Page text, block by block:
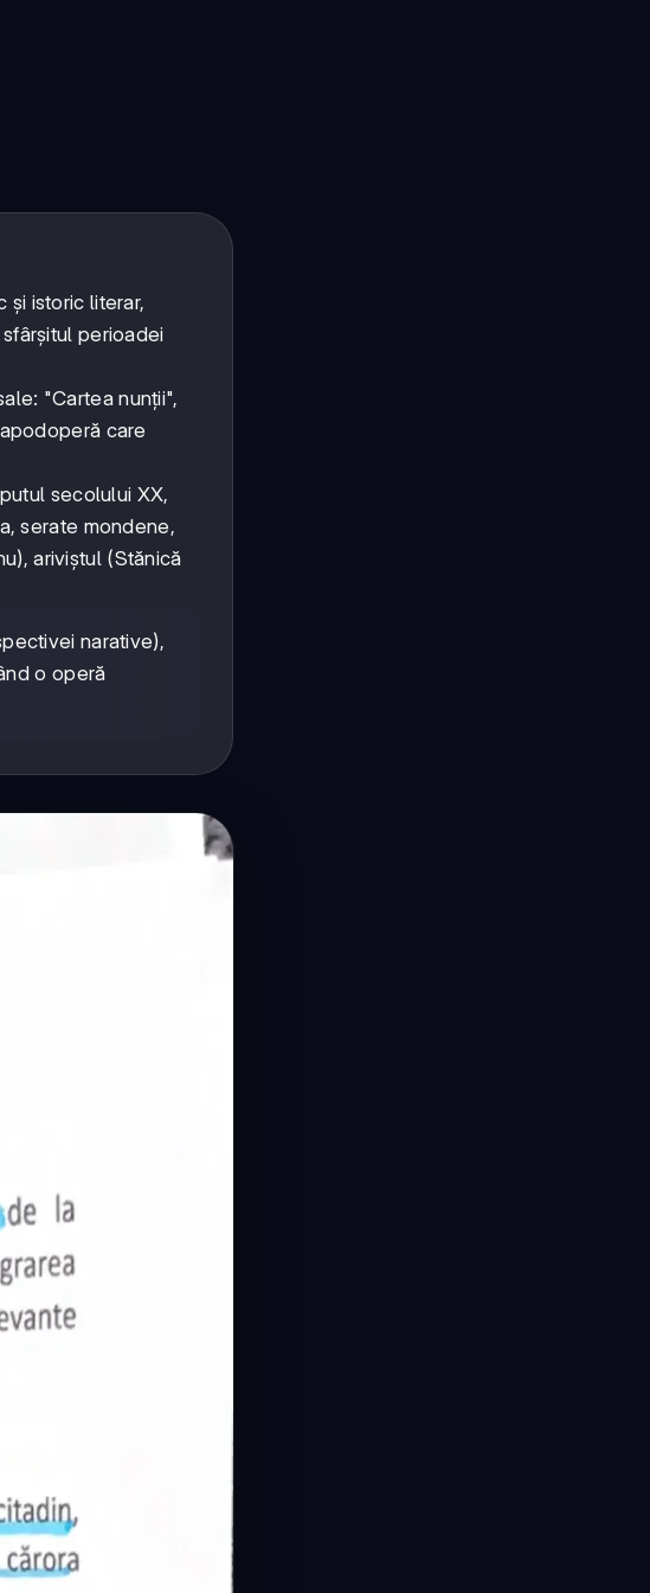
și istoric literar,
perioadei
"Cartea nunții",
care
secolului XX,
serate mondene,
ariviștul (Stănică
narative),
o operă